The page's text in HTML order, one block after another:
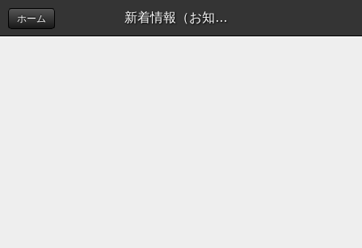
新着情報（お知らせ）
ホーム